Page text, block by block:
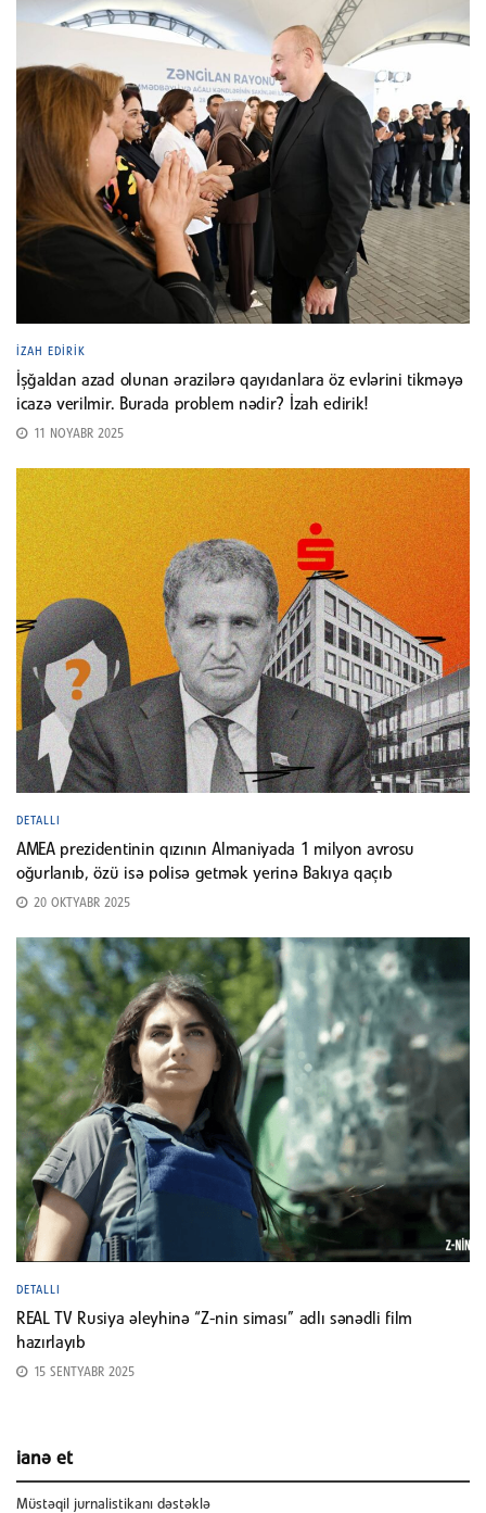
İZAH EDIRIK
İşğaldan azad olunan ərazilərə qayıdanlara öz evlərini tikməyə
icazə verilmir. Burada problem nədir? İzah edirik!
11 NOYABR 2025
DETALLI
AMEA prezidentinin qızının Almaniyada 1 milyon avrosu
oğurlanıb, özü isə polisə getmək yerinə Bakıya qaçıb
20 OKTYABR 2025
DETALLI
REAL TV Rusiya əleyhinə “Z-nin siması” adlı sənədli film
hazırlayıb
15 SENTYABR 2025
ianə et
Müstəqil jurnalistikanı dəstəklə